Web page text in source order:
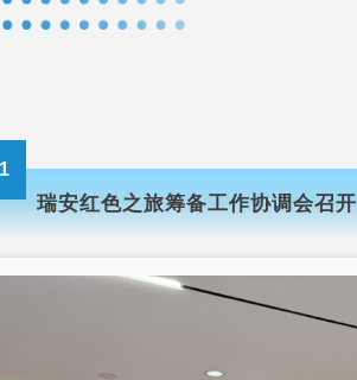
瑞安红色之旅筹备工作协调会召开